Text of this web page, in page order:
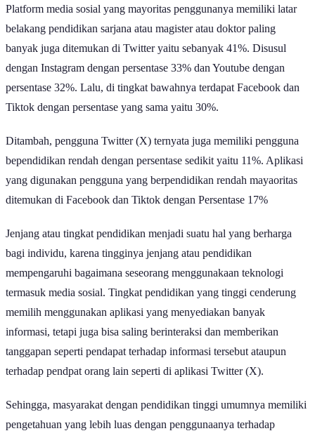
Platform media sosial yang mayoritas penggunanya memiliki latar
belakang pendidikan sarjana atau magister atau doktor paling
banyak juga ditemukan di Twitter yaitu sebanyak 41%. Disusul
dengan Instagram dengan persentase 33% dan Youtube dengan
persentase 32%. Lalu, di tingkat bawahnya terdapat Facebook dan
Tiktok dengan persentase yang sama yaitu 30%.
Ditambah, pengguna Twitter (X) ternyata juga memiliki pengguna
bependidikan rendah dengan persentase sedikit yaitu 11%. Aplikasi
yang digunakan pengguna yang berpendidikan rendah mayaoritas
ditemukan di Facebook dan Tiktok dengan Persentase 17%
Jenjang atau tingkat pendidikan menjadi suatu hal yang berharga
bagi individu, karena tingginya jenjang atau pendidikan
mempengaruhi bagaimana seseorang menggunakaan teknologi
termasuk media sosial. Tingkat pendidikan yang tinggi cenderung
memilih menggunakan aplikasi yang menyediakan banyak
informasi, tetapi juga bisa saling berinteraksi dan memberikan
tanggapan seperti pendapat terhadap informasi tersebut ataupun
terhadap pendpat orang lain seperti di aplikasi Twitter (X).
Sehingga, masyarakat dengan pendidikan tinggi umumnya memiliki
pengetahuan yang lebih luas dengan penggunaanya terhadap